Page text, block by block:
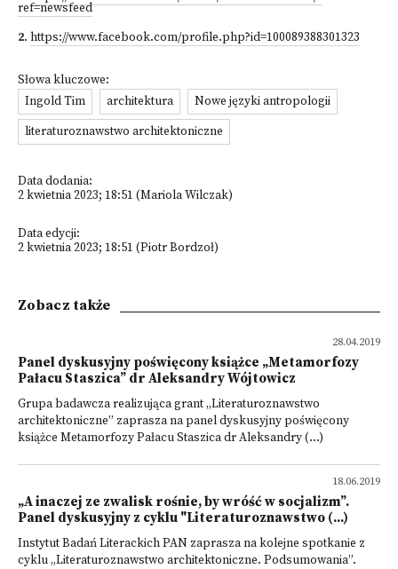
ref=newsfeed
2. https://www.facebook.com/profile.php?id=100089388301323
Słowa kluczowe:
Ingold Tim
architektura
Nowe języki antropologii
literaturoznawstwo architektoniczne
Data dodania:
2 kwietnia 2023; 18:51 (Mariola Wilczak)
Data edycji:
2 kwietnia 2023; 18:51 (Piotr Bordzoł)
Zobacz także
28.04.2019
Panel dyskusyjny poświęcony książce „Metamorfozy
Pałacu Staszica” dr Aleksandry Wójtowicz
Grupa badawcza realizująca grant „Literaturoznawstwo
architektoniczne” zaprasza na panel dyskusyjny poświęcony
książce Metamorfozy Pałacu Staszica dr Aleksandry (...)
18.06.2019
„A inaczej ze zwalisk rośnie, by wróść w socjalizm”.
Panel dyskusyjny z cyklu "Literaturoznawstwo (...)
Instytut Badań Literackich PAN zaprasza na kolejne spotkanie z
cyklu „Literaturoznawstwo architektoniczne. Podsumowania”.